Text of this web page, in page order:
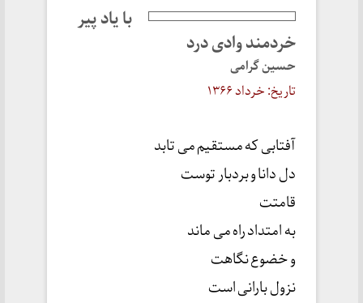
با یاد پیر
خردمند وادی درد
حسین گرامی
تاریخ: خرداد ۱۳۶۶
آفتابی که مستقیم می تابد
دل دانا و بردبار توست
قامتت
به امتداد راه می ماند
و خضوع نگاهت
نزول بارانی است